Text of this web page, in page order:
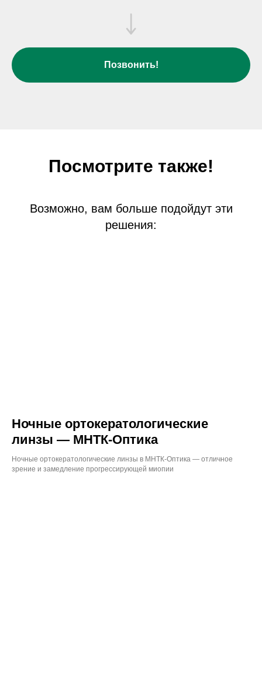
Позвонить!
Посмотрите также!
Возможно, вам больше подойдут эти
решения:
Ночные ортокератологические
линзы — МНТК-Оптика
Ночные ортокератологические линзы в МНТК-Оптика — отличное
зрение и замедление прогрессирующей миопии